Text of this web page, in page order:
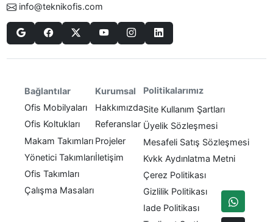
info@teknikofis.com
Bağlantılar
Ofis Mobilyaları
Ofis Koltukları
Makam Takımları
Yönetici Takımları
Ofis Takımları
Çalışma Masaları
Kurumsal
Hakkımızda
Referanslar
Projeler
İletişim
Politikalarımız
Site Kullanım Şartları
Üyelik Sözleşmesi
Mesafeli Satış Sözleşmesi
Kvkk Aydınlatma Metni
Çerez Politikası
Gizlilik Politikası
Iade Politikası